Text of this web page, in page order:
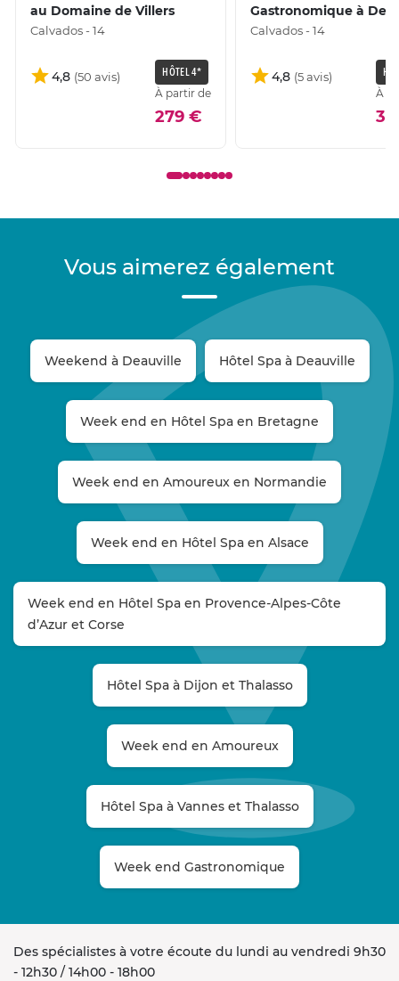
au Domaine de Villers
Calvados - 14
4,8 HÔTEL 4*
À partir de
279 €
Gastronomique à
Calvados - 14
4,8
À
Vous aimerez également
Weekend à Deauville Hôtel Spa à Deauville
Week end en Hôtel Spa en Bretagne
Week end en Amoureux en Normandie
Week end en Hôtel Spa en Alsace
Week end en Hôtel Spa en Provence-Alpes-Côte
d’Azur et Corse
Hôtel Spa à Dijon et Thalasso
Week end en Amoureux
Hôtel Spa à Vannes et Thalasso
Week end Gastronomique
Des spécialistes à votre écoute du lundi au vendredi 9h30
- 12h30 / 14h00 - 18h00